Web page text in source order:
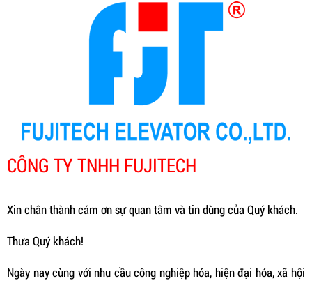
CÔNG TY TNHH FUJITECH
Xin chân thành cám ơn sự quan tâm và tin dùng của Quý khách.
Thưa Quý khách!
Ngày nay cùng với nhu cầu công nghiệp hóa, hiện đại hóa, xã hội